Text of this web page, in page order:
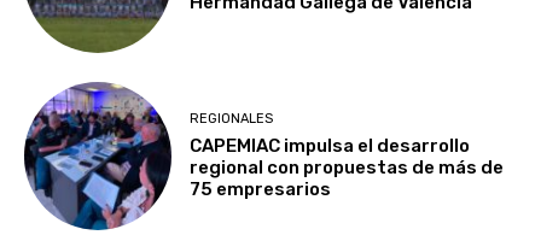
REGIONALES
CAPEMIAC impulsa el desarrollo
regional con propuestas de más de
75 empresarios